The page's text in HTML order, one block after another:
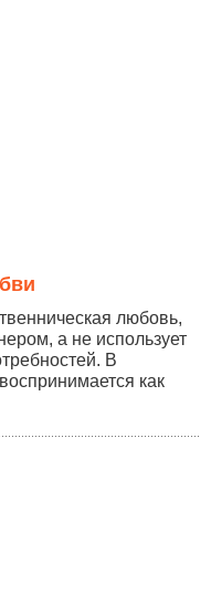
любовь,
а не использует
В
как